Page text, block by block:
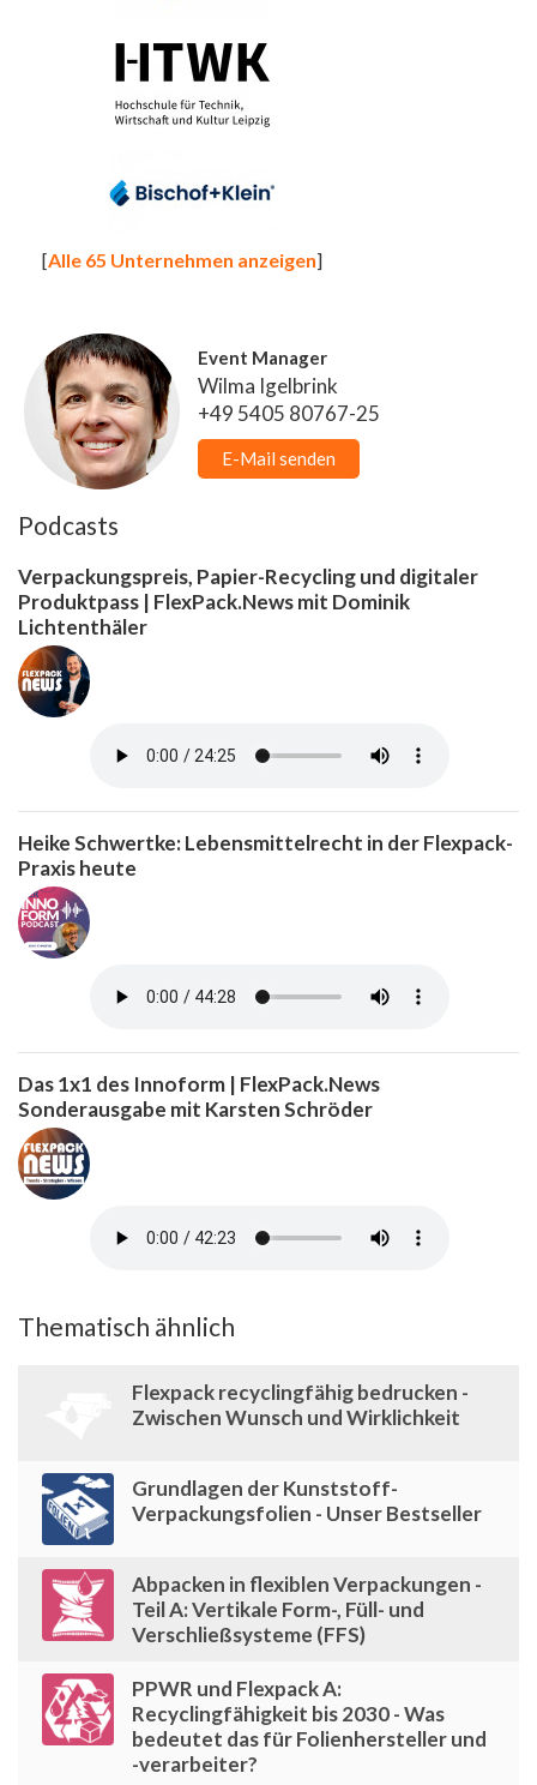
[Alle 65 Unternehmen anzeigen]
Event Manager
Wilma Igelbrink
+49 5405 80767-25
E-Mail senden
Podcasts
Verpackungspreis, Papier-Recycling und digitaler
Produktpass | FlexPack.News mit Dominik
Lichtenthäler
Heike Schwertke: Lebensmittelrecht in der Flexpack-
Praxis heute
Das 1x1 des Innoform | FlexPack.News
Sonderausgabe mit Karsten Schröder
Thematisch ähnlich
Flexpack recyclingfähig bedrucken -
Zwischen Wunsch und Wirklichkeit
Grundlagen der Kunststoff-
Verpackungsfolien - Unser Bestseller
Abpacken in flexiblen Verpackungen -
Teil A: Vertikale Form-, Füll- und
Verschließsysteme (FFS)
PPWR und Flexpack A:
Recyclingfähigkeit bis 2030 - Was
bedeutet das für Folienhersteller und
-verarbeiter?